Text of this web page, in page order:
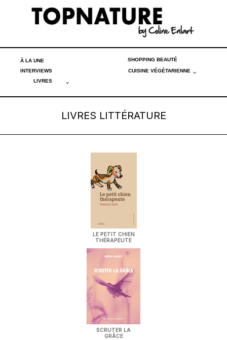
À LA UNE SHOPPING BEAUTÉ
INTERVIEWS
CUISINE VÉGÉTARIENNE
LIVRES
LIVRES LITTÉRATURE
LE PETIT CHIEN
THÉRAPEUTE
SCRUTER LA
GRÂCE